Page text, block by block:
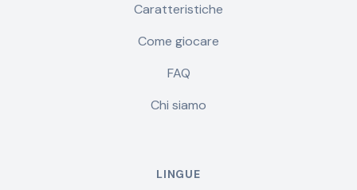
Caratteristiche
Come giocare
FAQ
Chi siamo
LINGUE